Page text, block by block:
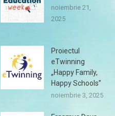
noiembrie 21,
2025
Proiectul
eTwinning
„Happy Family,
Happy Schools”
noiembrie 3, 2025